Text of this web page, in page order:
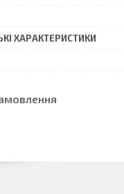
ХАРАКТЕРИСТИКИ